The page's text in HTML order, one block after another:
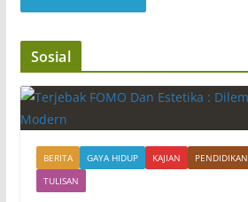
Sosial
BERITA GAYA HIDUP KAJIAN PENDIDIKAN
TULISAN